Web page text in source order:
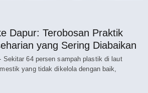
Dapur: Terobosan Praktik
yang Sering Diabaikan
Sekitar 64 persen sampah plastik di laut
yang tidak dikelola dengan baik,